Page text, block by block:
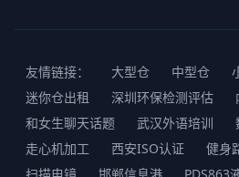
友情链接： 大型仓 中型仓
迷你仓出租
深圳环保检测评估
和女生聊天话题
武汉外语培训
走心机加工
西安ISO认证 健身